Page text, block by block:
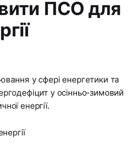
ПСО для
у сфері енергетики та
у осінньо-зимовий
енергії.